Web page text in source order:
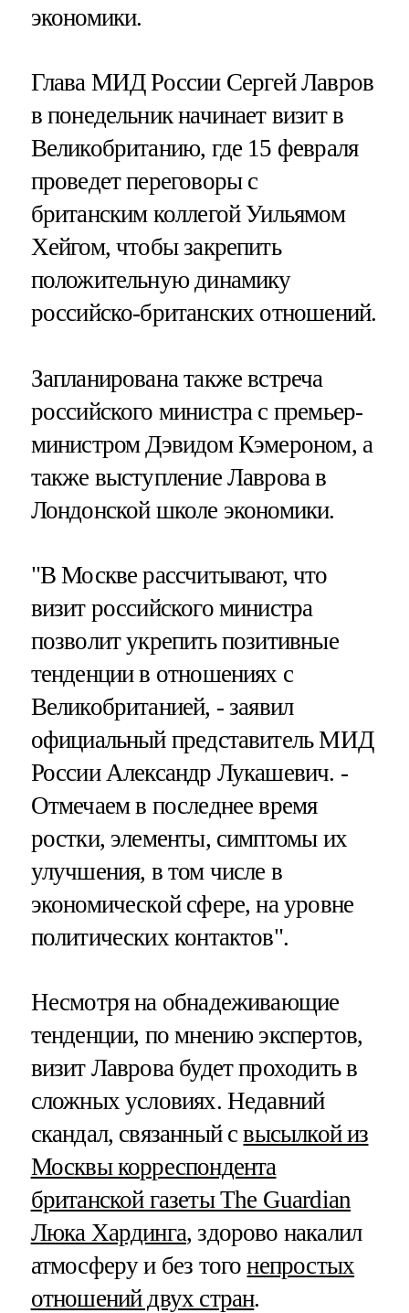
экономики.
Глава МИД России Сергей Лавров
в понедельник начинает визит в
Великобританию, где 15 февраля
проведет переговоры с
британским коллегой Уильямом
Хейгом, чтобы закрепить
положительную динамику
российско-британских отношений.
Запланирована также встреча
российского министра с премьер-
министром Дэвидом Кэмероном, а
также выступление Лаврова в
Лондонской школе экономики.
"В Москве рассчитывают, что
визит российского министра
позволит укрепить позитивные
тенденции в отношениях с
Великобританией, - заявил
официальный представитель МИД
России Александр Лукашевич. -
Отмечаем в последнее время
ростки, элементы, симптомы их
улучшения, в том числе в
экономической сфере, на уровне
политических контактов".
Несмотря на обнадеживающие
тенденции, по мнению экспертов,
визит Лаврова будет проходить в
сложных условиях. Недавний
скандал, связанный свысылкой из
Москвы корреспондента
британской газеты The Guardian
Люка Хардинга, здорово накалил
атмосферу и без тогонепростых
отношений двух стран.